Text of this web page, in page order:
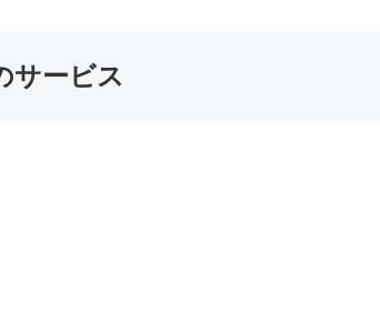
サービス